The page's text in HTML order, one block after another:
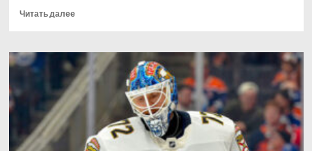
Читать далееПрочитать
Бобровский:
буду
учиться
игре
хоккей
всю